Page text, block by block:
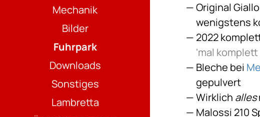
Mechanik
Bilder
Fuhrpark
Downloads
Sonstiges
Lambretta
Original
wenigstens
2022
'mal
Bleche bei
gepulvert
Wirklich alles
Malossi 210